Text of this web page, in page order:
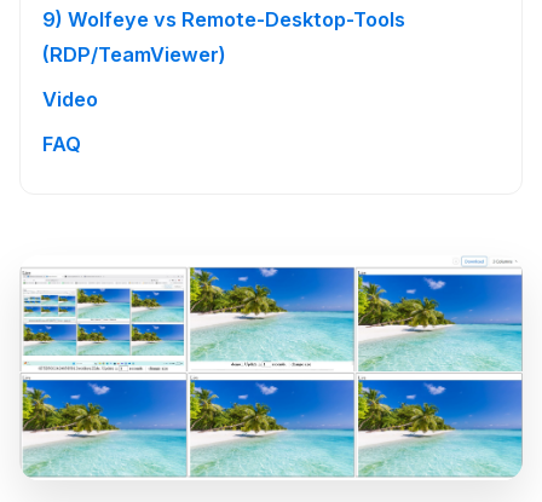
9) Wolfeye vs Remote-Desktop-Tools
(RDP/TeamViewer)
Video
FAQ